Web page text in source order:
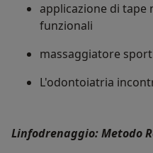
applicazione di tape
funzionali
massaggiatore
L'odontoiatria
Linfodrenaggio: Metodo